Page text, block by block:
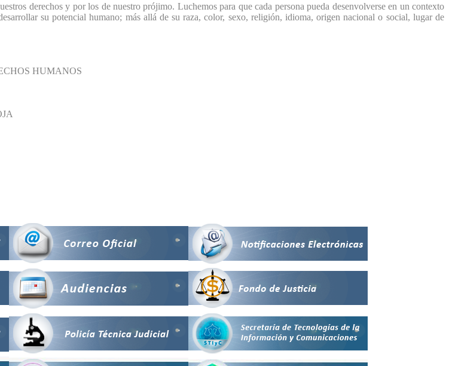
derechos y por los de nuestro prójimo. Luchemos para que cada persona pueda desenvolverse en un contexto
su potencial humano; más allá de su raza, color, sexo, religión, idioma, origen nacional o social, lugar de
HUMANOS